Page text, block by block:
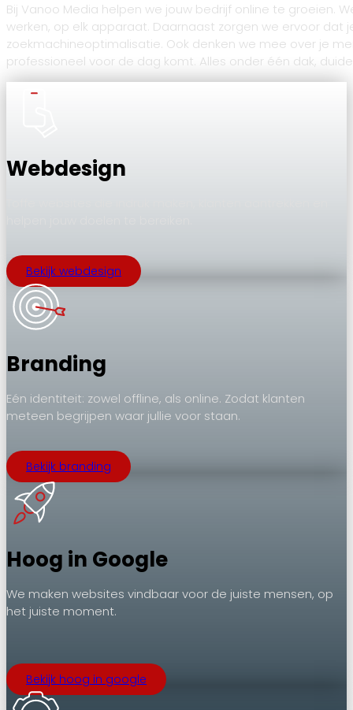
Bij Vanoo Media helpen we jouw bedrijf online te groeien.
werken, op elk apparaat. Daarnaast zorgen we ervoor
zoekmachineoptimalisatie. Ook denken we mee over je
professioneel voor de dag komt. Alles onder één dak,
Webdesign
Bekijk webdesign
Branding
Eén identiteit: zowel offline, als online. Zodat klanten
meteen begrijpen waar jullie voor staan.
Bekijk branding
Hoog in Google
We maken websites vindbaar voor de juiste mensen, op
het juiste moment.
Bekijk hoog in google